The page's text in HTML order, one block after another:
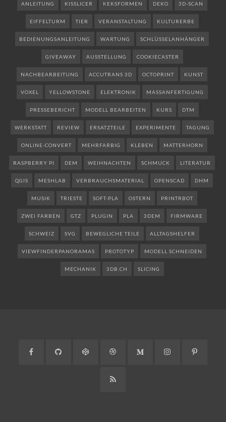
ANLEITUNG KISSLICER KEKSFORMEN DEKO 3D-SCAN
EIFFELTURM TIER VERANSTALTUNG KULTURERBE
BEDIENUNGSANLEITUNG WARTUNG SCHLÜSSELANHÄNGER
GIVEAWAY AUSSTELLUNG COOKIECASTER
NACHBEARBEITUNG ACCUTRANS 3D OCTOPRINT KUNST
VOXEL YELLOWSTONE ELEKTRONIK MASSANFERTIGUNG
PRESSEBERICHT MODELL BEARBEITEN KURS DTM
WERKSTATT REVIEW ERSATZTEILE EXPERIMENTE TAGUNG
ONLINE-CONVERT MEHRFARBIG KLEBEN MATTERHORN
RASPBERRY PI DEM WEIHNACHTEN SCHMUCK LITERATUR
QGIS MESHLAB VERBRAUCHSMATERIAL OPENSCAD DHM
MUSIK TRIESTE SOFT-PLA OSTERN PRINTRBOT
ZWEI FARBEN GTZ PLUGIN PLA 3DEM FIRMWARE
SCHWEIZ SVG BEWEGLICHE TEILE ALLTAGSHELFER
VIEWFINDERPANORAMAS PROTOTYP MODELL SCHNEIDEN
MECHANIK 3DB.CH SLICING
Facebook GitHub CodePen DribbbleMedium Instagram
RSS